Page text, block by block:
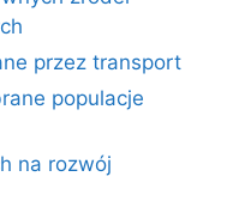
przez transport
populacje
na rozwój